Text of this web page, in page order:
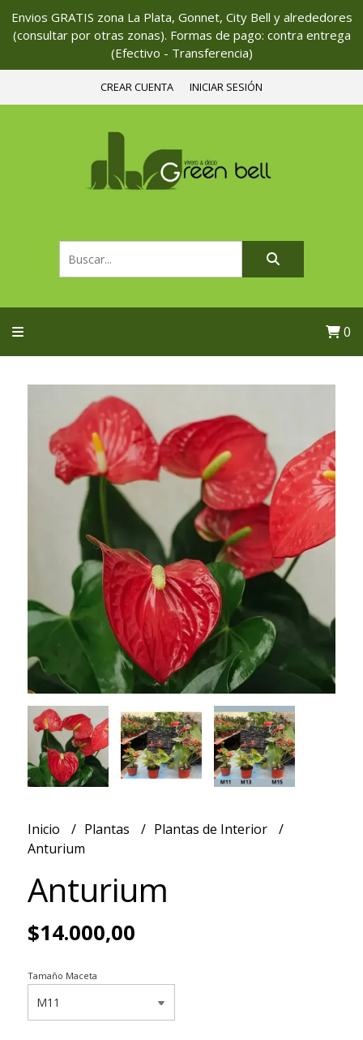
Envios GRATIS zona La Plata, Gonnet, City Bell y alrededores
(consultar por otras zonas). Formas de pago: contra entrega
(Efectivo - Transferencia)
CREAR CUENTA INICIAR SESIÓN
0
Inicio Plantas
Plantas de Interior
Anturium
Anturium
$14.000,00
Tamaño Maceta